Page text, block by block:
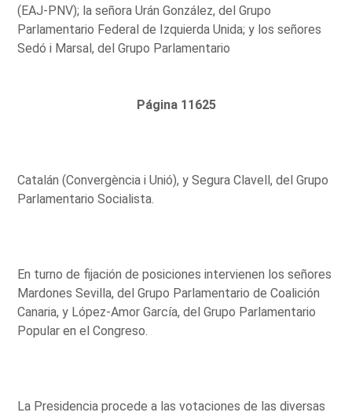
(EAJ-PNV); la señora Urán González, del Grupo
Parlamentario Federal de Izquierda Unida; y los señores
Sedó i Marsal, del Grupo Parlamentario
Página 11625
Catalán (Convergència i Unió), y Segura Clavell, del Grupo
Parlamentario Socialista.
En turno de fijación de posiciones intervienen los señores
Mardones Sevilla, del Grupo Parlamentario de Coalición
Canaria, y López-Amor García, del Grupo Parlamentario
Popular en el Congreso.
La Presidencia procede a las votaciones de las diversas